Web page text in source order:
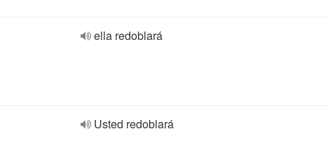
ella redoblará
Usted redoblará